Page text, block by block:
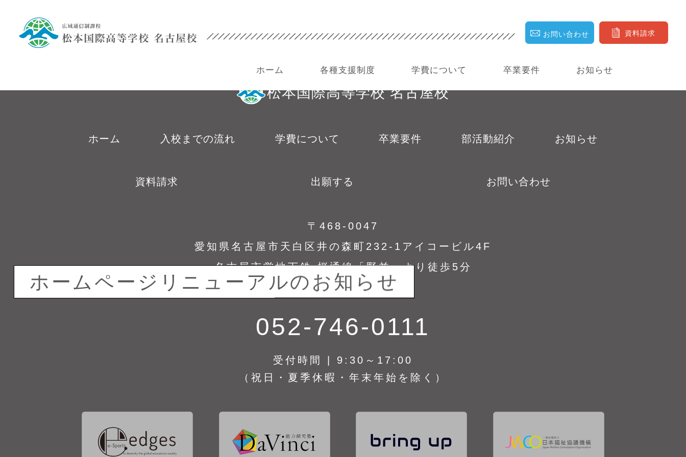
お問い合わせ 資料請求
ホーム 各種支援制度 学費について 卒業要件 お知らせ
ホームページリニューアルのお知らせ
ホームページリニューアルのお知らせ
広域通信制課程（単位制）
松本国際高等学校 名古屋校
ホーム 入校までの流れ 学費について 卒業要件 部活動紹介 お知らせ
資料請求 出願する お問い合わせ
〒468-0047
愛知県名古屋市天白区井の森町232-1アイコービル4F
名古屋市営地下鉄 桜通線「野並」より徒歩5分
052-746-0111
受付時間 | 9:30～17:00
（祝日・夏季休暇・年末年始を除く）